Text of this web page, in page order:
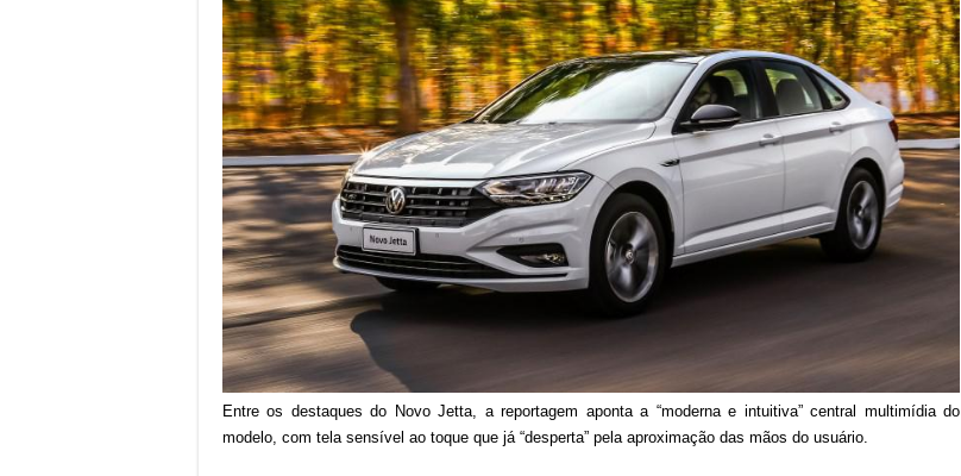
Entre os destaques do Novo Jetta, a reportagem aponta a “moderna e intuitiva” central multimídia do
modelo, com tela sensível ao toque que já “desperta” pela aproximação das mãos do usuário.